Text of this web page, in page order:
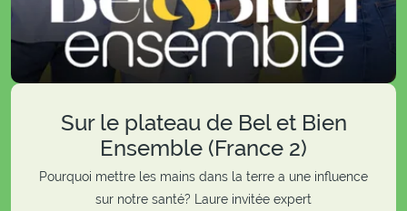
Sur le plateau de Bel et Bien
Ensemble (France 2)
Pourquoi mettre les mains dans la terre a une influence
sur notre santé? Laure invitée expert